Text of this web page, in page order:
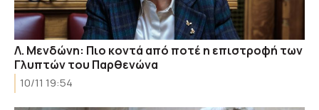
Λ. Μενδώνη: Πιο κοντά από ποτέ η επιστροφή των
Γλυπτών του Παρθενώνα
10/11 19:54